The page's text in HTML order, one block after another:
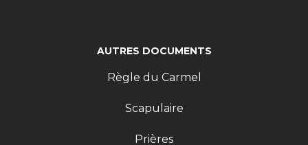
AUTRES DOCUMENTS
Règle du Carmel
Scapulaire
Prières